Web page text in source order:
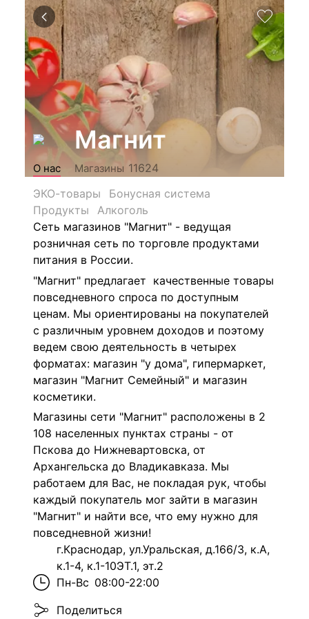
Магнит
О нас Магазины 11624
ЭКО-товары
Бонусная система
Продукты
Алкоголь
Сеть магазинов "Магнит" - ведущая
розничная сеть по торговле продуктами
питания в России.
"Магнит" предлагает качественные товары
повседневного спроса по доступным
ценам. Мы ориентированы на покупателей
с различным уровнем доходов и поэтому
ведем свою деятельность в четырех
форматах: магазин "у дома", гипермаркет,
магазин "Магнит Семейный" и магазин
косметики.
Магазины сети "Магнит" расположены в 2
108 населенных пунктах страны - от
Пскова до Нижневартовска, от
Архангельска до Владикавказа. Мы
работаем для Вас, не покладая рук, чтобы
каждый покупатель мог зайти в магазин
"Магнит" и найти все, что ему нужно для
повседневной жизни!
г.Краснодар, ул.Уральская, д.166/3, к.А,
к.1-4, к.1-10ЭТ.1, эт.2
Пн-Вс 08:00-22:00
Поделиться